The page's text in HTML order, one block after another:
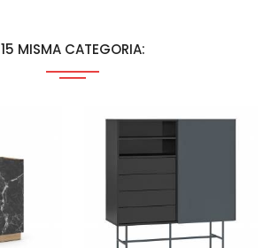
15 MISMA CATEGORIA: